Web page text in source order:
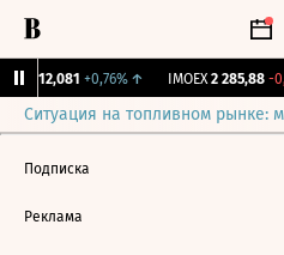
12,081 +0,76%↑ IMOEX 2 285,88 -
Ситуация на топливном рынке:
Подписка
Реклама